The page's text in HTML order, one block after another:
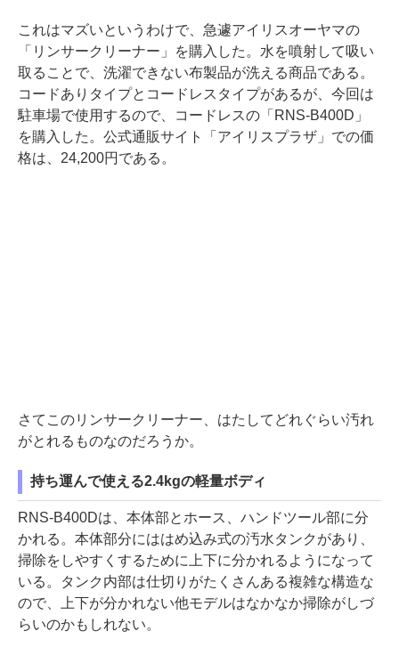
これはマズいというわけで、急遽アイリスオーヤマの
「リンサークリーナー」を購入した。水を噴射して吸い
取ることで、洗濯できない布製品が洗える商品である。
コードありタイプとコードレスタイプがあるが、今回は
駐車場で使用するので、コードレスの「RNS-B400D」
を購入した。公式通販サイト「アイリスプラザ」での価
格は、24,200円である。
さてこのリンサークリーナー、はたしてどれぐらい汚れ
がとれるものなのだろうか。
持ち運んで使える2.4kgの軽量ボディ
RNS-B400Dは、本体部とホース、ハンドツール部に分
かれる。本体部分にははめ込み式の汚水タンクがあり、
掃除をしやすくするために上下に分かれるようになって
いる。タンク内部は仕切りがたくさんある複雑な構造な
ので、上下が分かれない他モデルはなかなか掃除がしづ
らいのかもしれない。